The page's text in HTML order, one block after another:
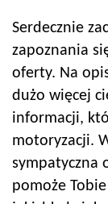
Serdecznie
zapoznania
oferty. Na
dużo więcej
informacji,
motoryzacji.
sympatyczna
pomoże